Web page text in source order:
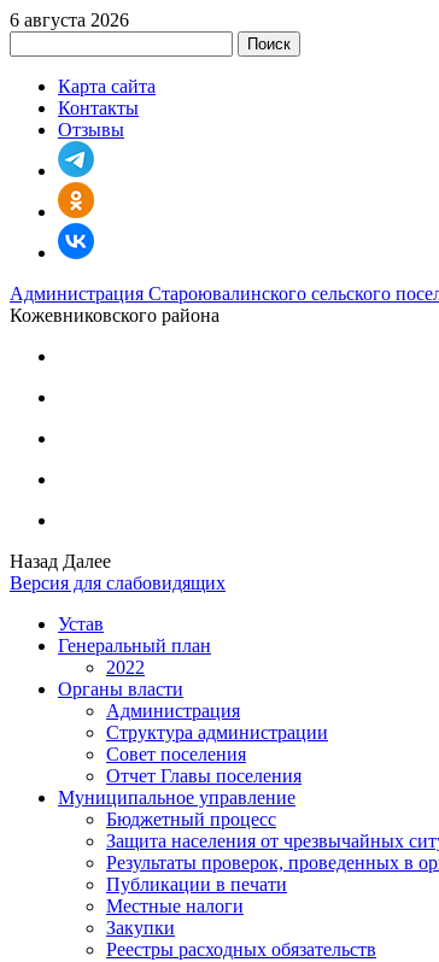
6 августа 2026
Поиск
Карта сайта
Контакты
Отзывы
Администрация Староювалинского сельского
Кожевниковского района
Назад Далее
Версия для слабовидящих
Устав
Генеральный план
2022
Органы власти
Администрация
Структура администрации
Совет поселения
Отчет Главы поселения
Муниципальное управление
Бюджетный процесс
Защита населения от чрезвычайных
Результаты проверок, проведенных в
Публикации в печати
Местные налоги
Закупки
Реестры расходных обязательств